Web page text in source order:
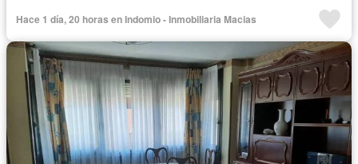
Hace 1 día, 20 horas en Indomio - Inmobiliaria Macias